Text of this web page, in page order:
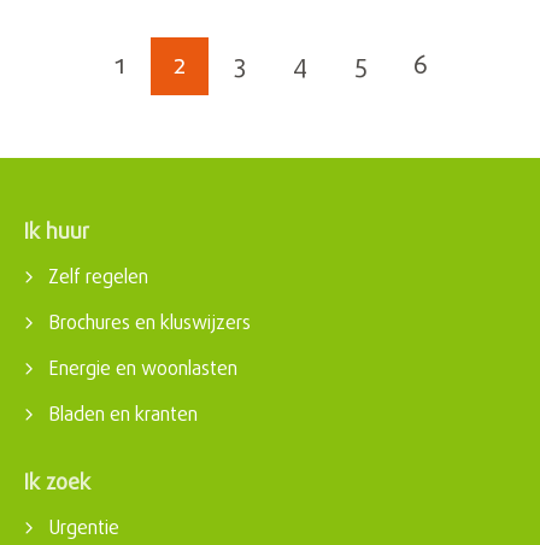
Selecteer een pagina
1 2 3 4 5 6
Contactinformatie
Ik huur
Zelf regelen
Brochures en kluswijzers
Energie en woonlasten
Bladen en kranten
Ik zoek
Urgentie